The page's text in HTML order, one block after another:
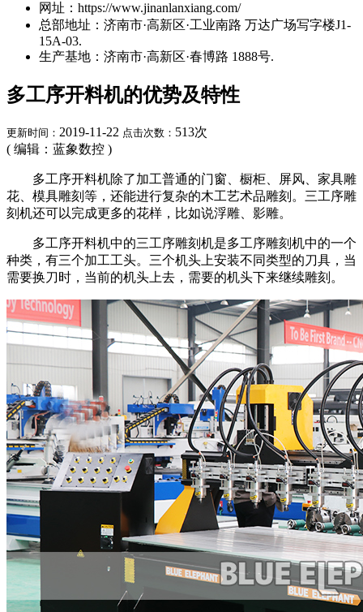
网址：https://www.jinanlanxiang.com/
总部地址：济南市·高新区·工业南路 万达广场写字楼J1-
15A-03.
生产基地：济南市·高新区·春博路 1888号.
多工序开料机的优势及特性
更新时间： 2019-11-22 点击次数： 513次
( 编辑：蓝象数控 )
多工序开料机除了加工普通的门窗、橱柜、屏风、家具雕
花、模具雕刻等，还能进行复杂的木工艺术品雕刻。三工序雕
刻机还可以完成更多的花样，比如说浮雕、影雕。
多工序开料机中的三工序雕刻机是多工序雕刻机中的一个
种类，有三个加工工头。三个机头上安装不同类型的刀具，当
需要换刀时，当前的机头上去，需要的机头下来继续雕刻。